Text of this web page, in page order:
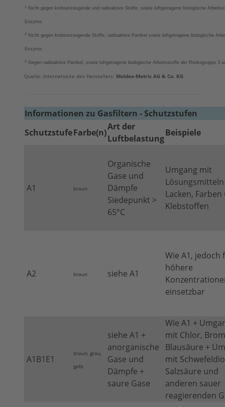
1 Nicht gegen krebserzeugende und radioaktive Stoffe, sowie luftgetragene biologische
Enzyme.
2 Nicht gegen krebserzeugende Stoffe, radioaktive Partikel sowie luftgetragene biologische
Enzyme.
3 Gegen radioaktive Partikel, sowie luftgetragene biologische Arbeitsstoffe der Risikogruppe 3
Quelle: Internetseite des Herstellers: Moldex-Metric AG & Co. KG
Informationen zu Gasfiltern - Schutzstufen
SchutzstufeFarbe(n)
Art der
Luftbelastung
Beispiele
A1 braun
Organische
Gase und
Dämpfe
Siedepunkt >
65°C
Umgang mit
Lacken,
Klebstoffen
A2 braun siehe A1
Wie A1, jedoch
höhere
einsetzbar
A1B1E1
braun, grau,
gelb
siehe A1 +
anorganische
Gase und
Dämpfe +
saure Gase
Wie A1 +
mit Chlor,
Blausäure +
mit
Salzsäure und
anderen sauer
reagierenden